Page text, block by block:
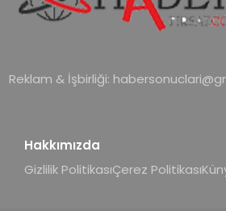
Reklam & İşbirliği:
Hakkımızda
Gizlilik PolitikasıÇerez Politikası